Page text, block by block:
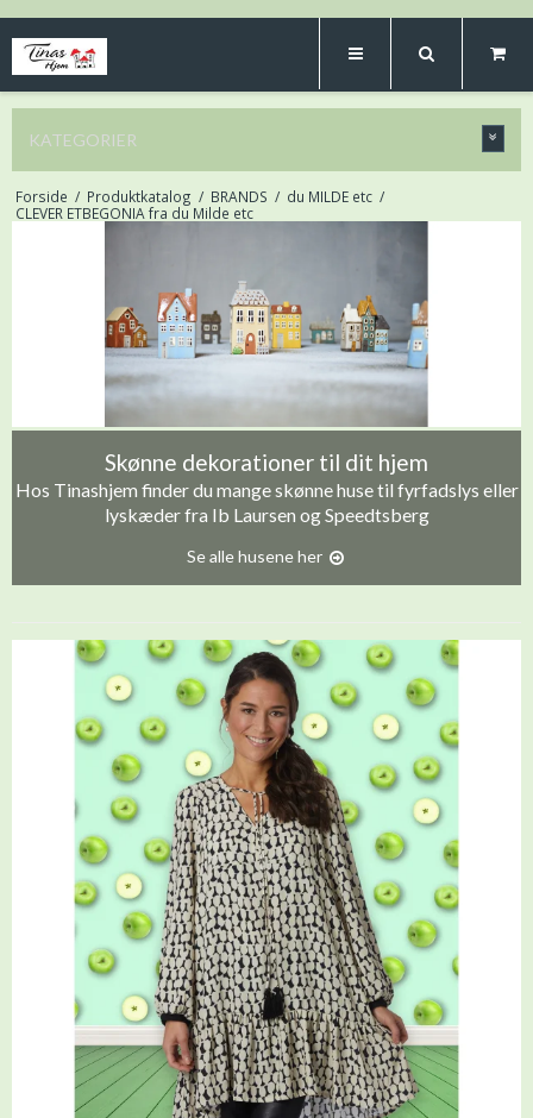
KATEGORIER
Forside / Produktkatalog / BRANDS / du MILDE etc /
CLEVER ETBEGONIA fra du Milde etc
Skønne dekorationer til dit hjem
Hos Tinashjem finder du mange skønne huse til fyrfadslys eller
lyskæder fra Ib Laursen og Speedtsberg
Se alle husene her